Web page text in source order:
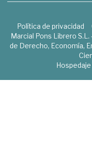
Política de privacidad
Marcial Pons Librero
de Derecho, Economía,